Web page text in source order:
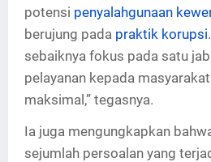
potensi penyalahgunaan
berujung pada praktik korupsi
sebaiknya fokus pada satu
pelayanan kepada
maksimal,” tegasnya.
Ia juga mengungkapkan
sejumlah persoalan yang